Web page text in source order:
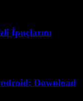
İpuçlarını
Download